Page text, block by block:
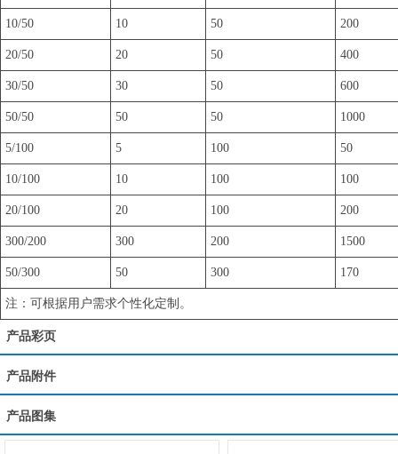
10/50 10 50 200
20/50 20 50 400
30/50 30 50 600
50/50 50 50 1000
5/100 5 100 50
10/100 10 100 100
20/100 20 100 200
300/200 300 200 1500
50/300 50 300 170
注：可根据用户需求个性化定制。
产品彩页
产品附件
产品图集